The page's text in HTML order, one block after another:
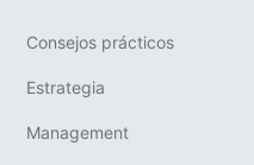
Consejos prácticos
Estrategia
Management